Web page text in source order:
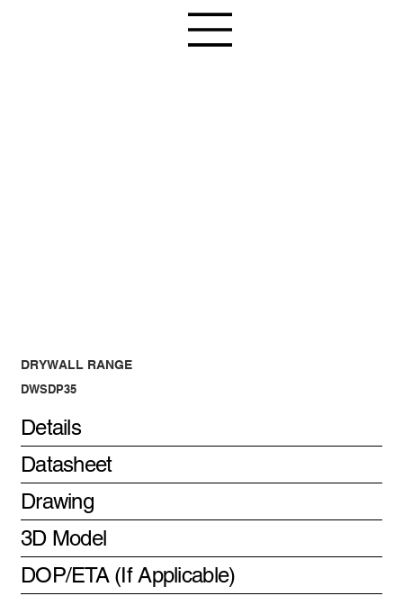
DRYWALL RANGE
DWSDP35
Details
Datasheet
Drawing
3D Model
DOP/ETA (If Applicable)